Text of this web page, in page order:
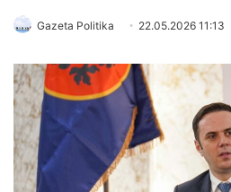
Gazeta Politika 22.05.2026 11:13